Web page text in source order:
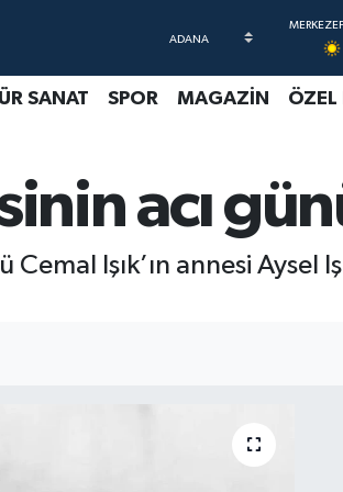
SANAT SPOR MAGAZİN ÖZEL
acı
Işık’ın annesi Aysel